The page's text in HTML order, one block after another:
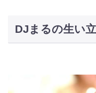
DJまるの生い立